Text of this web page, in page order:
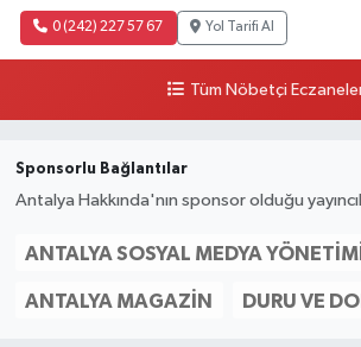
0 (242) 227 57 67 Yol Tarifi Al
Tüm Nöbetçi
Sponsorlu Bağlantılar
Antalya Hakkında'nın sponsor olduğu
ANTALYA SOSYAL MEDYA YÖNETIMI
ANTALYA MAGAZIN DURU VE